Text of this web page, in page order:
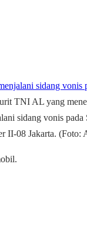
TNI AL yang
sidang vonis
II-08 Jakarta. (Foto: